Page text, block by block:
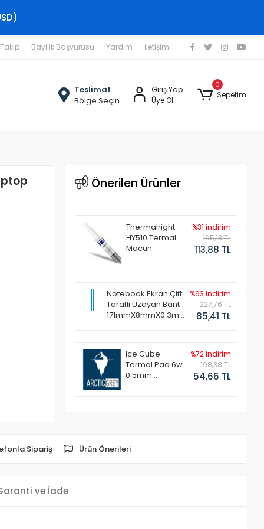
Bayilik Başvurusu Yardım İletişim
Teslimat
Bölge Seçin
Giriş Yap
Üye Ol
0
Sepetim
Önerilen Ürünler
Thermalright
HY510 Termal
Macun
%31 indirim
165,13 TL
113,88 TL
Notebook Ekran Çift
Taraflı Uzayan Bant
171mmX8mmX0.3mm
%63 indirim
227,76 TL
85,41 TL
Ice Cube
Termal Pad 6w
0.5mm
%72 indirim
198,38 TL
54,66 TL
Sipariş Ürün Önerileri
ve İade